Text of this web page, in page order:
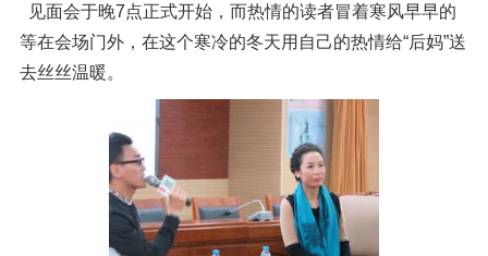
见面会于晚7点正式开始，而热情的读者冒着寒风早早的
等在会场门外，在这个寒冷的冬天用自己的热情给“后妈”送
去丝丝温暖。